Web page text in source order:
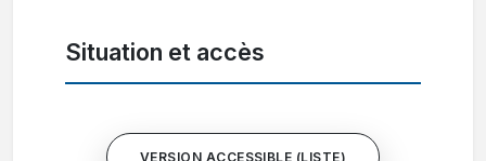
Situation et accès
VERSION ACCESSIBLE (LISTE)